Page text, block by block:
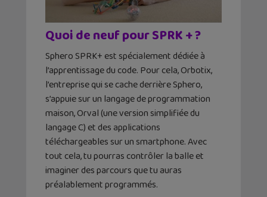
Quoi de neuf pour SPRK + ?
Sphero SPRK+ est spécialement dédiée à
l’apprentissage du code. Pour cela, Orbotix,
l’entreprise qui se cache derrière Sphero,
s’appuie sur un langage de programmation
maison, Orval (une version simplifiée du
langage C) et des applications
téléchargeables sur un smartphone. Avec
tout cela, tu pourras contrôler la balle et
imaginer des parcours que tu auras
préalablement programmés.